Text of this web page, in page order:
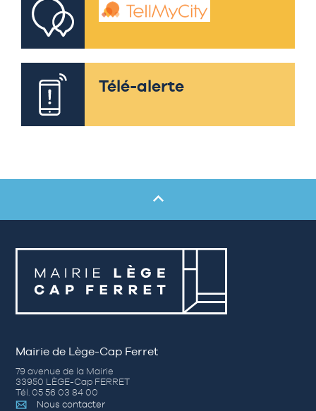
Télé-alerte
Mairie de Lège-Cap Ferret
79 avenue de la Mairie
33950 LÈGE-Cap FERRET
Tél. 05 56 03 84 00
Nous contacter